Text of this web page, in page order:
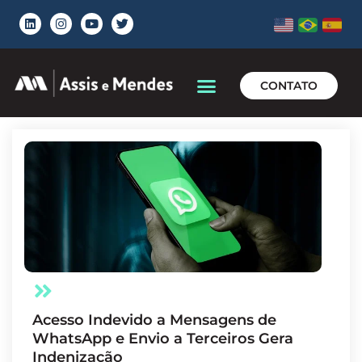
CONTATO
Acesso Indevido a Mensagens de
WhatsApp e Envio a Terceiros Gera
Indenização